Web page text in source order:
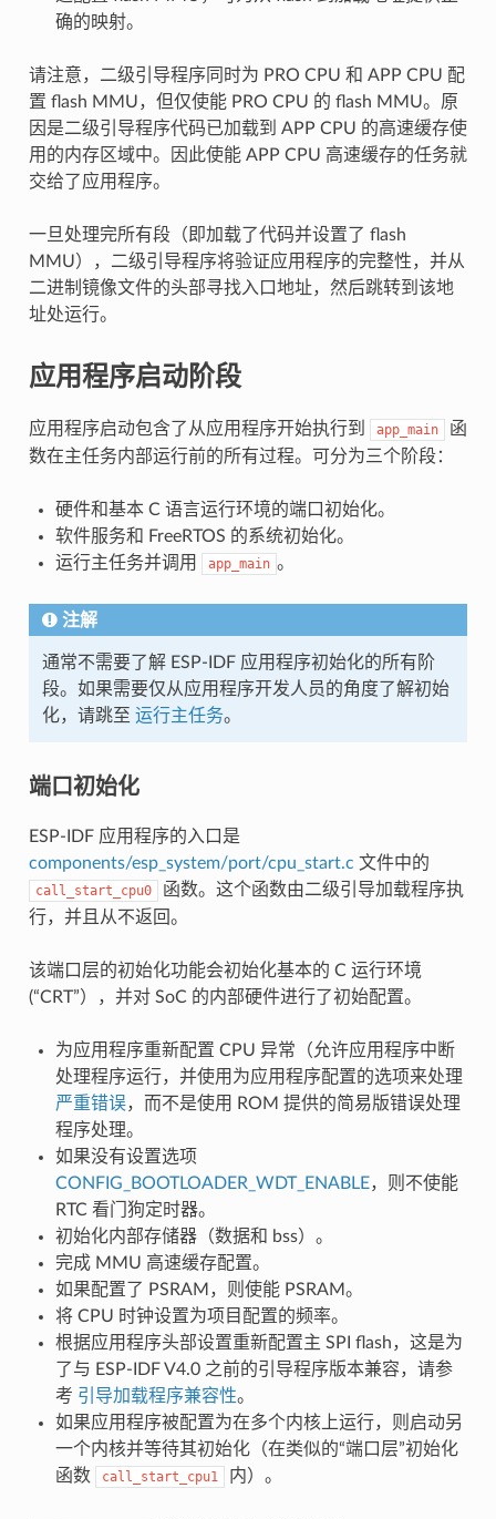
确的映射。
请注意，二级引导程序同时为 PRO CPU 和 APP CPU 配
置 flash MMU，但仅使能 PRO CPU 的 flash MMU。原
因是二级引导程序代码已加载到 APP CPU 的高速缓存使
用的内存区域中。因此使能 APP CPU 高速缓存的任务就
交给了应用程序。
一旦处理完所有段（即加载了代码并设置了 flash
MMU），二级引导程序将验证应用程序的完整性，并从
二进制镜像文件的头部寻找入口地址，然后跳转到该地
址处运行。
应用程序启动阶段
应用程序启动包含了从应用程序开始执行到 app_main
函
数在主任务内部运行前的所有过程。可分为三个阶段：
硬件和基本 C 语言运行环境的端口初始化。
软件服务和 FreeRTOS 的系统初始化。
运行主任务并调用
app_main 。
注解
通常不需要了解 ESP-IDF 应用程序初始化的所有阶
段。如果需要仅从应用程序开发人员的角度了解初始
化，请跳至 运行主任务。
端口初始化
ESP-IDF 应用程序的入口是
components/esp_system/port/cpu_start.c 文件中的
call_start_cpu0
函数。这个函数由二级引导加载程序执
行，并且从不返回。
该端口层的初始化功能会初始化基本的 C 运行环境
(“CRT”），并对 SoC 的内部硬件进行了初始配置。
为应用程序重新配置 CPU 异常（允许应用程序中断
处理程序运行，并使用为应用程序配置的选项来处理
严重错误，而不是使用 ROM 提供的简易版错误处理
程序处理。
如果没有设置选项
CONFIG_BOOTLOADER_WDT_ENABLE，则不使能
RTC 看门狗定时器。
初始化内部存储器（数据和 bss）。
完成 MMU 高速缓存配置。
如果配置了 PSRAM，则使能 PSRAM。
将 CPU 时钟设置为项目配置的频率。
根据应用程序头部设置重新配置主 SPI flash，这是为
了与 ESP-IDF V4.0 之前的引导程序版本兼容，请参
考 引导加载程序兼容性。
如果应用程序被配置为在多个内核上运行，则启动另
一个内核并等待其初始化（在类似的“端口层”初始化
函数
call_start_cpu1 内）。